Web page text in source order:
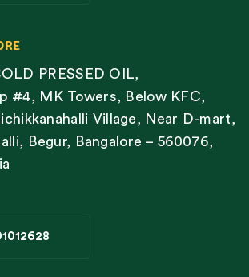
PRESSED OIL,
#4, MK Towers, Below KFC,
Village, Near D-mart,
Begur, Bangalore – 560076,